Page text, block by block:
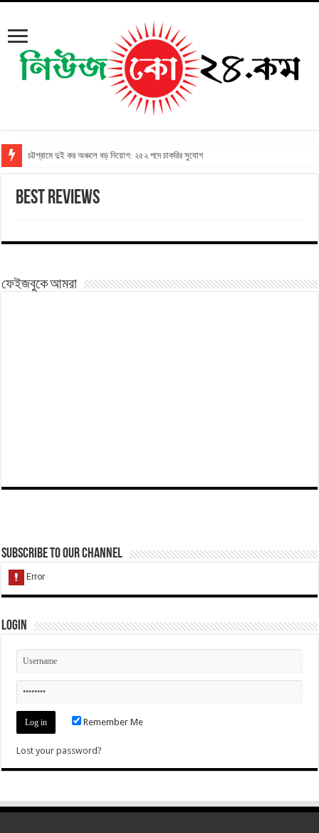
চট্টগ্রামে দুই কর অঞ্চলে বড় নিয়োগ: ২৫২ পদে চাকরির সুযোগ
Best Reviews
ফেইজবুকে আমরা
Subscribe to our Channel
Login
Remember Me
Lost your password?